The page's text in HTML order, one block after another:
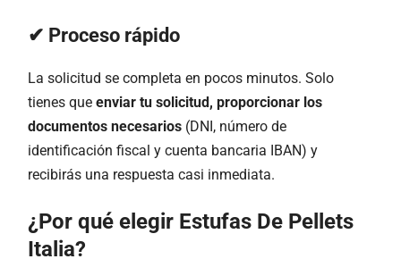
✔ Proceso rápido
La solicitud se completa en pocos minutos. Solo
tienes queenviar tu solicitud, proporcionar los
documentos necesarios (DNI, número de
identificación fiscal y cuenta bancaria IBAN) y
recibirás una respuesta casi inmediata.
¿Por qué elegir Estufas De Pellets
Italia?